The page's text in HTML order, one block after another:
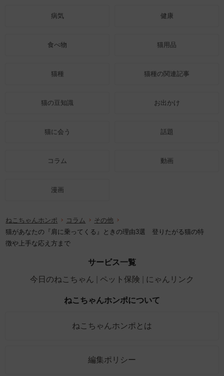
病気 健康
食べ物 猫用品
猫種 猫種の関連記事
猫の豆知識 お出かけ
猫に会う 話題
コラム 動画
漫画
ねこちゃんホンポ コラム
その他
猫があなたの『肩に乗ってくる』ときの理由3選 登りたがる猫の特
徴や上手な応え方まで
サービス一覧
今日のねこちゃん
ペット保険 にゃんリンク
ねこちゃんホンポについて
ねこちゃんホンポとは
編集ポリシー